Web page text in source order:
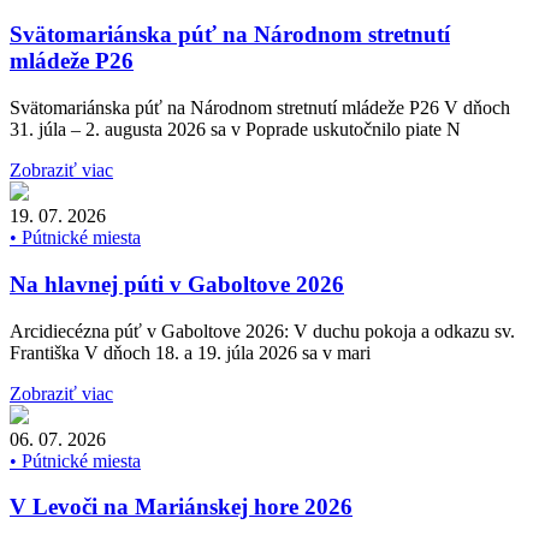
Svätomariánska púť na Národnom stretnutí
mládeže P26
Svätomariánska púť na Národnom stretnutí mládeže P26 V dňoch
31. júla – 2. augusta 2026 sa v Poprade uskutočnilo piate N
Zobraziť viac
19. 07. 2026
• Pútnické miesta
Na hlavnej púti v Gaboltove 2026
Arcidiecézna púť v Gaboltove 2026: V duchu pokoja a odkazu sv.
Františka V dňoch 18. a 19. júla 2026 sa v mari
Zobraziť viac
06. 07. 2026
• Pútnické miesta
V Levoči na Mariánskej hore 2026